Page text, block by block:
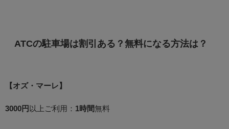
ATCの駐車場は割引ある？無料になる方法は？
【オズ・マーレ】
3000円 以上ご利用： 1時間無料